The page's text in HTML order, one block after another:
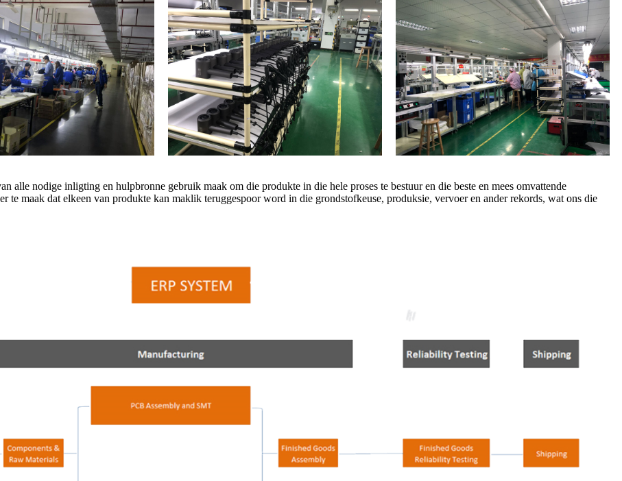
alle nodige inligting en hulpbronne gebruik maak om die produkte in die hele proses te bestuur en die beste en mees omvattende
te maak dat elkeen van produkte kan maklik teruggespoor word in die grondstofkeuse, produksie, vervoer en ander rekords, wat ons die